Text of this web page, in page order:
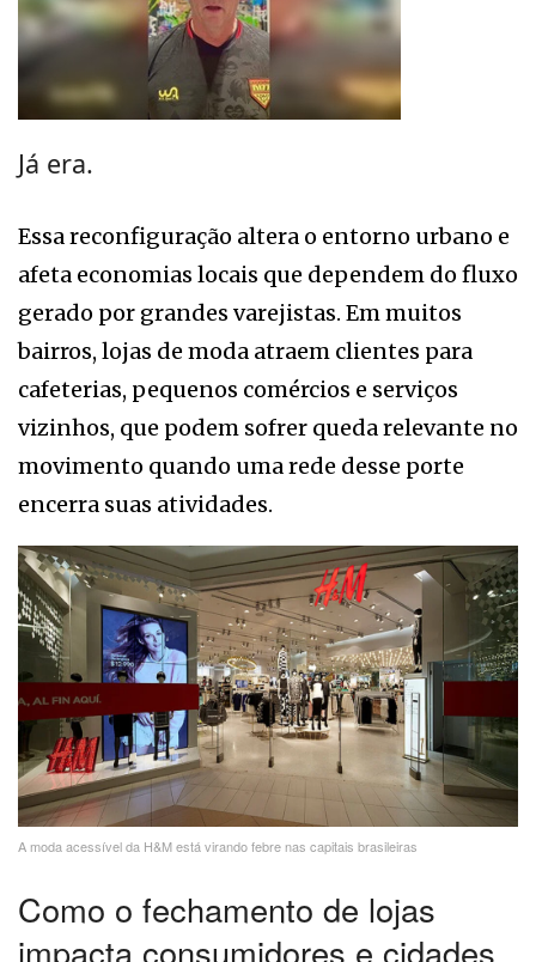
Já era.
Essa reconfiguração altera o entorno urbano e
afeta economias locais que dependem do fluxo
gerado por grandes varejistas. Em muitos
bairros, lojas de moda atraem clientes para
cafeterias, pequenos comércios e serviços
vizinhos, que podem sofrer queda relevante no
movimento quando uma rede desse porte
encerra suas atividades.
A moda acessível da H&M está virando febre nas capitais brasileiras
Como o fechamento de lojas
impacta consumidores e cidades